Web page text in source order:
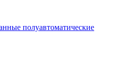
полуавтоматические